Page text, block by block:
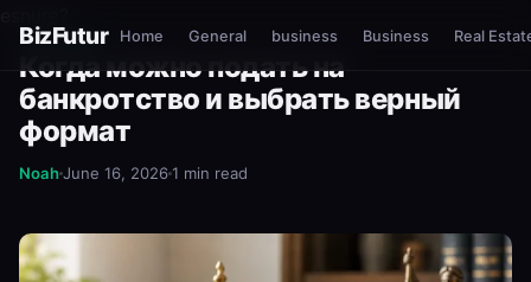
BizFutur Home General business Business Real
BUSINESS
Когда можно подать на
банкротство и выбрать верный
формат
NoahJune 16, 20261 min read